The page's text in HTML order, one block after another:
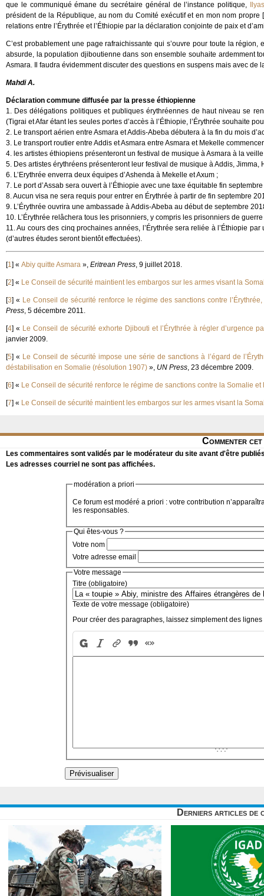
que le communiqué émane du secrétaire général de l’instance politique,
président de la République, au nom du Comité exécutif et en mon nom
relations entre l’Érythrée et l’Éthiopie par la déclaration conjointe de paix et
C’est probablement une page rafraichissante qui s’ouvre pour toute la
absurde, la population djiboutienne dans son ensemble souhaite ardemment
Asmara. Il faudra évidemment discuter des questions en suspens mais avec de
Mahdi A.
Déclaration commune diffusée par la presse éthiopienne
1. Des délégations politiques et publiques érythréennes de haut niveau se
(Tigrai et Afar étant les seules portes d’accès à l’Éthiopie, l’Érythrée souhaite
2. Le transport aérien entre Asmara et Addis-Abeba débutera à la fin du mois
3. Le transport routier entre Addis et Asmara entre Asmara et Mekelle
4. les artistes éthiopiens présenteront un festival de musique à Asmara à la
5. Des artistes érythréens présenteront leur festival de musique à Addis,
6. L’Erythrée enverra deux équipes d’Ashenda à Mekelle et Axum ;
7. Le port d’Assab sera ouvert à l’Éthiopie avec une taxe équitable fin
8. Aucun visa ne sera requis pour entrer en Érythrée à partir de fin septembre
9. L’Érythrée ouvrira une ambassade à Addis-Abeba au début de septembre
10. L’Érythrée relâchera tous les prisonniers, y compris les prisonniers de
11. Au cours des cinq prochaines années, l’Érythrée sera reliée à l’Éthiopie
(d’autres études seront bientôt effectuées).
[1] « Abiy quitte Asmara », Eritrean Press, 9 juillet 2018.
[2] « Le Conseil de sécurité maintient les embargos sur les armes visant la
[3] « Le Conseil de sécurité renforce le régime des sanctions contre
Press, 5 décembre 2011.
[4] « Le Conseil de sécurité exhorte Djibouti et l’Érythrée à régler d’urgence
janvier 2009.
[5]« Le Conseil de sécurité impose une série de sanctions à l’égard de
déstabilisation en Somalie (résolution 1907) », UN Press, 23 décembre 2009.
[6] « Le Conseil de sécurité renforce le régime de sanctions contre la Somalie et
[7] « Le Conseil de sécurité maintient les embargos sur les armes visant la
Commenter
Les commentaires sont validés par le modérateur du site avant d'être
Les adresses courriel ne sont pas affichées.
modération a priori
Ce forum est modéré a priori : votre contribution
les responsables.
Qui êtes-vous ?
Votre nom
Votre adresse email
Votre message
Titre (obligatoire)
Texte de votre message (obligatoire)
Pour créer des paragraphes, laissez simplement des lignes
Derniers articles de